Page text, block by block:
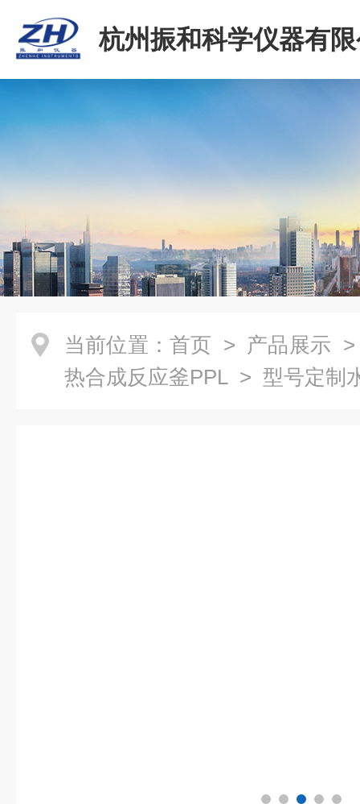
杭州振和科学仪器有
当前位置： 首页 > 产品展示
热合成反应釜PPL > 型号定制